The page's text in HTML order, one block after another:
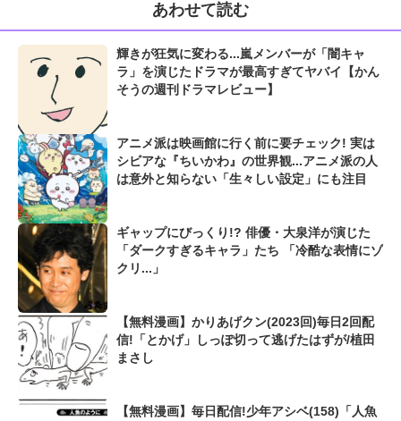
あわせて読む
輝きが狂気に変わる...嵐メンバーが「闇キャ
ラ」を演じたドラマが最高すぎてヤバイ【かん
そうの週刊ドラマレビュー】
アニメ派は映画館に行く前に要チェック! 実は
シビアな『ちいかわ』の世界観...アニメ派の人
は意外と知らない「生々しい設定」にも注目
ギャップにびっくり!? 俳優・大泉洋が演じた
「ダークすぎるキャラ」たち 「冷酷な表情にゾ
クリ...」
【無料漫画】かりあげクン(2023回)毎日2回配
信!「とかげ」しっぽ切って逃げたはずが/植田
まさし
【無料漫画】毎日配信!少年アシベ(158)「人魚